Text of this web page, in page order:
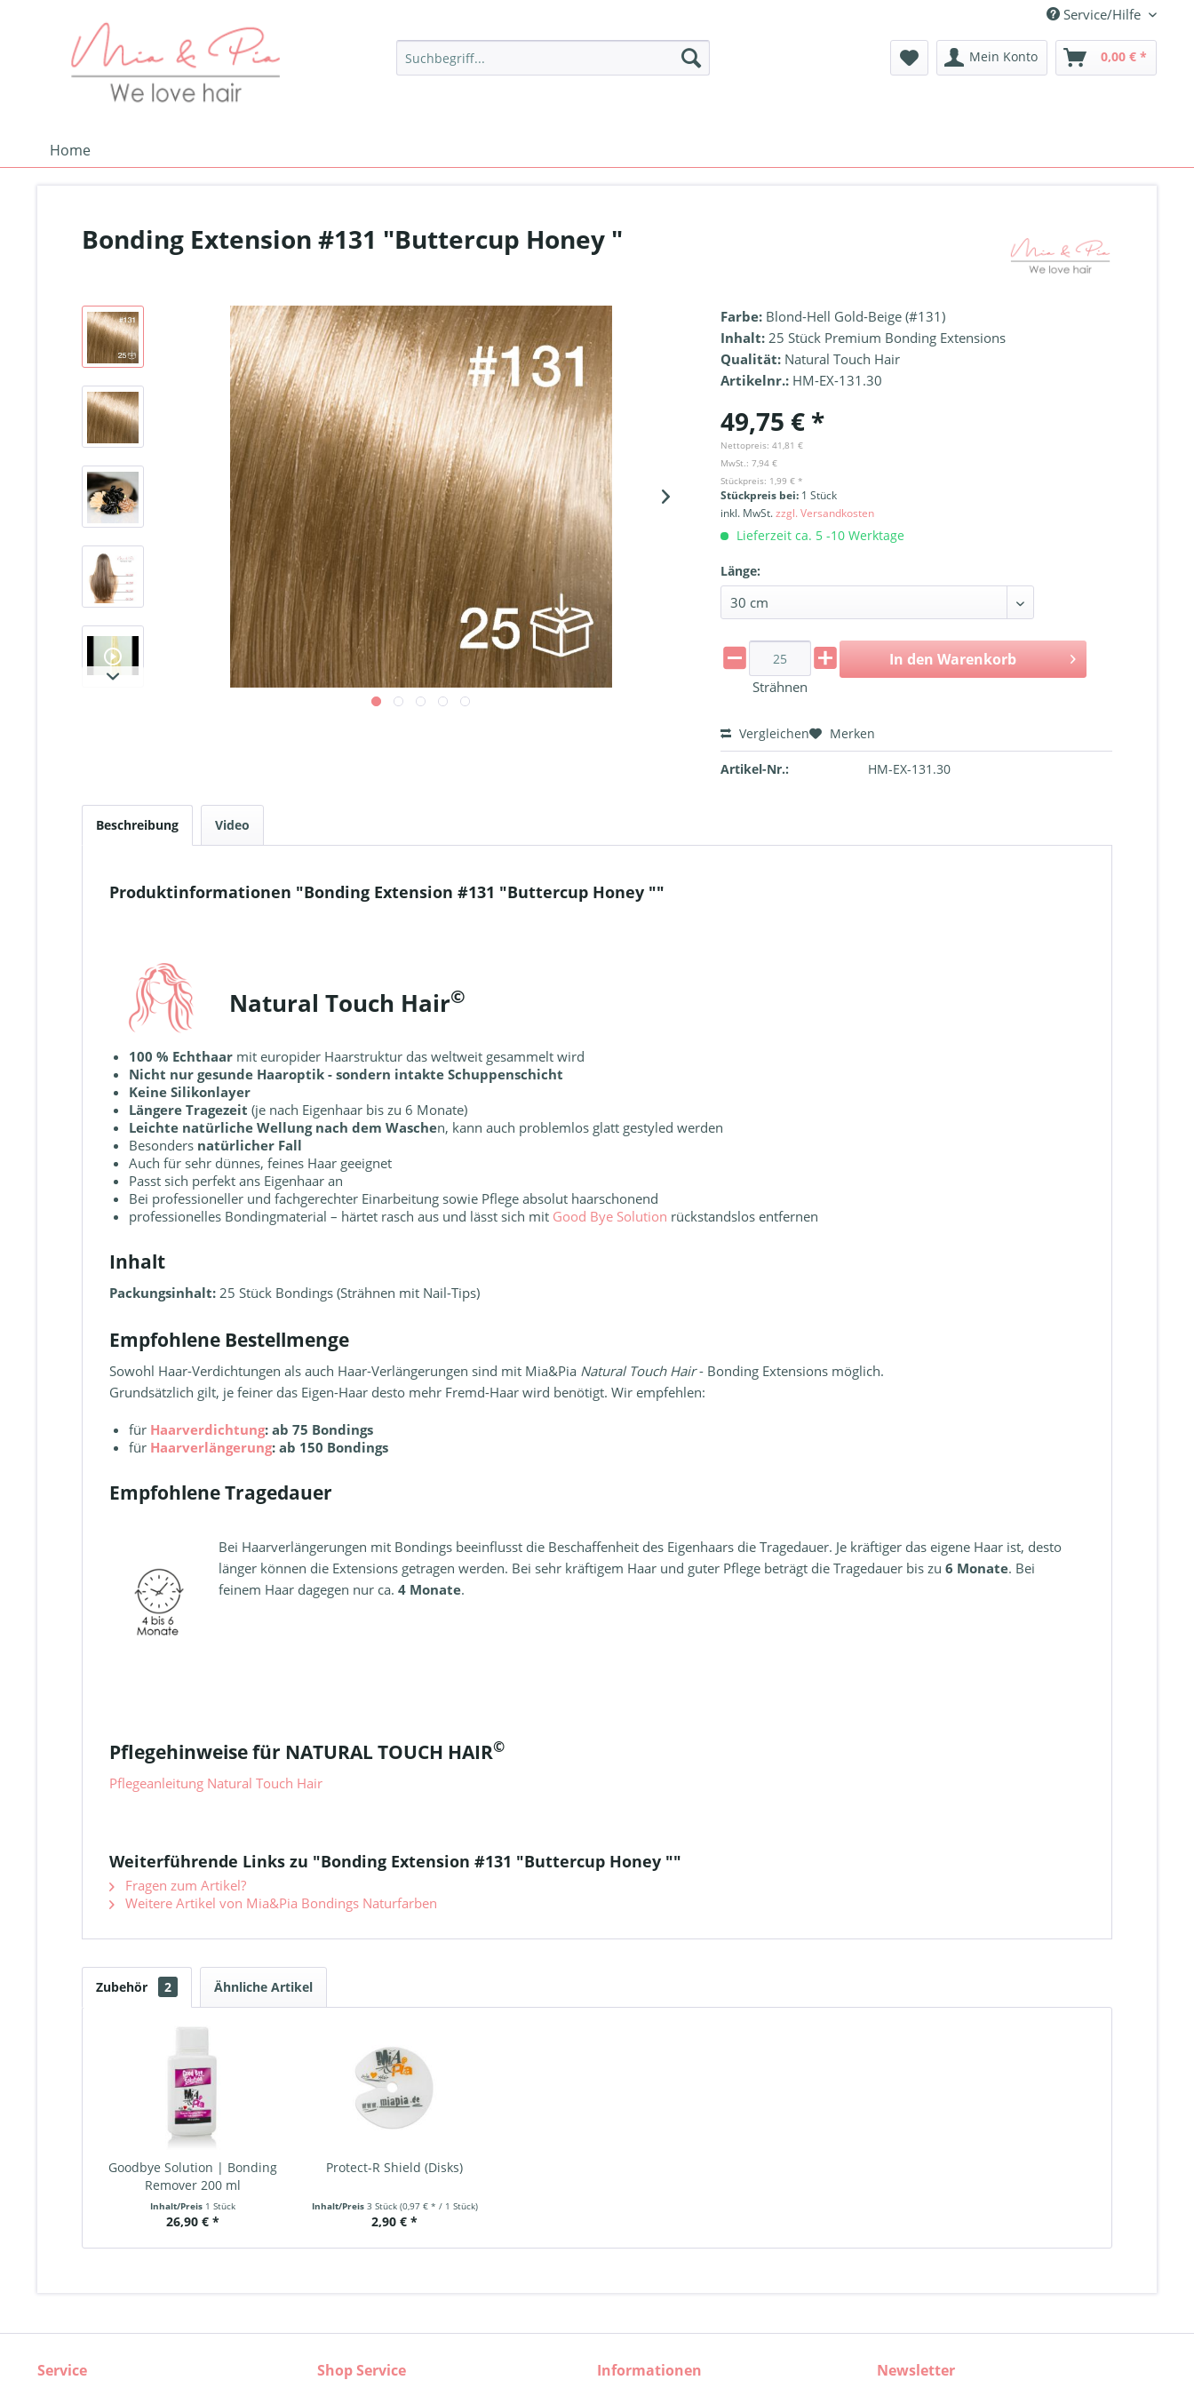
Service/Hilfe
Mein Konto 0,00 € *
Home
Bonding Extension #131 "Buttercup Honey "
Farbe: Blond-Hell Gold-Beige (#131)
Inhalt: 25 Stück Premium Bonding Extensions
Qualität: Natural Touch Hair
Artikelnr.: HM-EX-131.30
49,75 € *
Nettopreis: 41,81 €
MwSt.: 7,94 €
Stückpreis: 1,99 € *
Stückpreis bei: 1 Stück
inkl. MwSt.zzgl. Versandkosten
Lieferzeit ca. 5 -10 Werktage
Länge:
Strähnen
In den Warenkorb
Vergleichen Merken
Artikel-Nr.: HM-EX-131.30
Beschreibung Video
Produktinformationen "Bonding Extension #131 "Buttercup Honey ""
Natural Touch Hair©
100 % Echthaar mit europider Haarstruktur das weltweit gesammelt wird
Nicht nur gesunde Haaroptik - sondern intakte Schuppenschicht
Keine Silikonlayer
Längere Tragezeit (je nach Eigenhaar bis zu 6 Monate)
Leichte natürliche Wellung nach dem Waschen, kann auch problemlos glatt gestyled werden
Besonders natürlicher Fall
Auch für sehr dünnes, feines Haar geeignet
Passt sich perfekt ans Eigenhaar an
Bei professioneller und fachgerechter Einarbeitung sowie Pflege absolut haarschonend
professionelles Bondingmaterial – härtet rasch aus und lässt sich mit Good Bye Solution rückstandslos entfernen
Inhalt
Packungsinhalt: 25 Stück Bondings (Strähnen mit Nail-Tips)
Empfohlene Bestellmenge
Sowohl Haar-Verdichtungen als auch Haar-Verlängerungen sind mit Mia&Pia Natural Touch Hair- Bonding Extensions möglich.
Grundsätzlich gilt, je feiner das Eigen-Haar desto mehr Fremd-Haar wird benötigt. Wir empfehlen:
für Haarverdichtung: ab 75 Bondings
für Haarverlängerung: ab 150 Bondings
Empfohlene Tragedauer
Bei Haarverlängerungen mit Bondings beeinflusst die Beschaffenheit des Eigenhaars die Tragedauer. Je kräftiger das eigene Haar ist, desto
länger können die Extensions getragen werden. Bei sehr kräftigem Haar und guter Pflege beträgt die Tragedauer bis zu 6 Monate. Bei
feinem Haar dagegen nur ca. 4 Monate.
Pflegehinweise für NATURAL TOUCH HAIR©
Pflegeanleitung Natural Touch Hair
Weiterführende Links zu "Bonding Extension #131 "Buttercup Honey ""
Fragen zum Artikel?
Weitere Artikel von Mia&Pia Bondings Naturfarben
Zubehör 2 Ähnliche Artikel
Goodbye Solution | Bonding
Remover 200 ml
Inhalt/Preis 1 Stück
26,90 € *
Protect-R Shield (Disks)
Inhalt/Preis 3 Stück (0,97 € * / 1 Stück)
2,90 € *
Service Shop Service Informationen Newsletter